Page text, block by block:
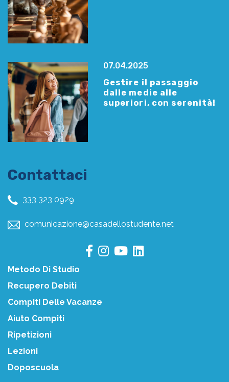
07.04.2025
Gestire il passaggio
dalle medie alle
superiori, con serenità!
Contattaci
333 323 0929
comunicazione@casadellostudente.net
Metodo Di Studio
Recupero Debiti
Compiti Delle Vacanze
Aiuto Compiti
Ripetizioni
Lezioni
Doposcuola